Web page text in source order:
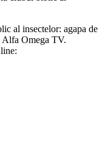
al insectelor: agapa de
Alfa Omega TV.